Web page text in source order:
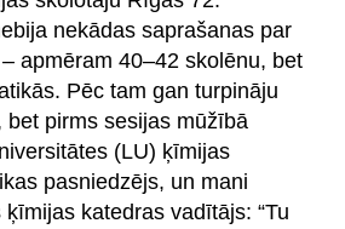
nekādas saprašanas par
apmēram 40–42 skolēnu, bet
Pēc tam gan turpināju
bet pirms sesijas mūžībā
(LU) ķīmijas
pasniedzējs, un mani
katedras vadītājs: “Tu